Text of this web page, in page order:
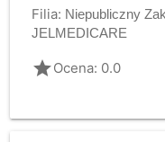
Filia: Niepubliczny
JELMEDICARE
gradeOcena: 0.0